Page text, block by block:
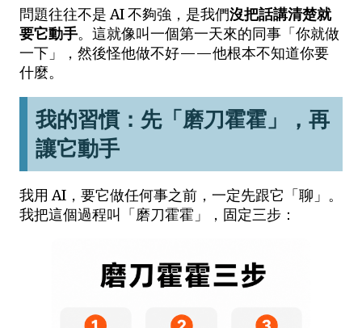
問題往往不是 AI 不夠強，是我們沒把話講清楚就
要它動手。這就像叫一個第一天來的同事「你就做
一下」，然後怪他做不好——他根本不知道你要
什麼。
我的習慣：先「磨刀霍霍」，再
讓它動手
我用 AI，要它做任何事之前，一定先跟它「聊」。
我把這個過程叫「磨刀霍霍」，固定三步：